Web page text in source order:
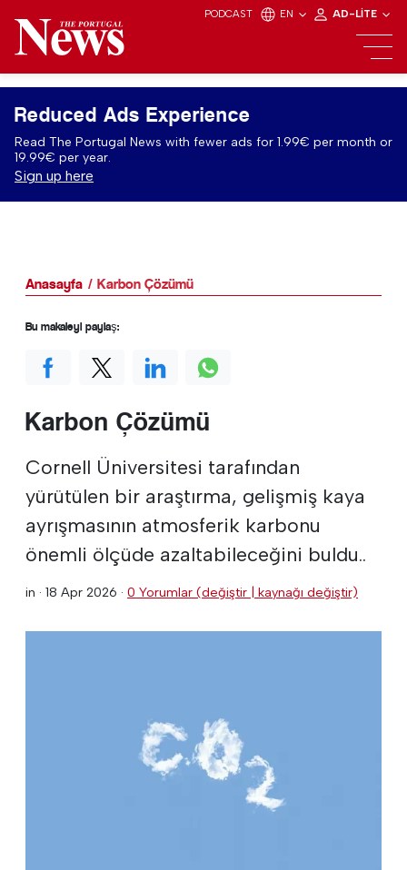
PODCAST EN AD-LITE
Reduced Ads Experience
Read The Portugal News with fewer ads for 1.99€ per month or
19.99€ per year.
Sign up here
Anasayfa Karbon Çözümü
Karbon Çözümü
Cornell Üniversitesi tarafından
yürütülen bir araştırma, gelişmiş kaya
ayrışmasının atmosferik karbonu
önemli ölçüde azaltabileceğini buldu..
in · 18 Apr 2026 · 0 Yorumlar (değiştir | kaynağı değiştir)
Bu makaleyi paylaş: